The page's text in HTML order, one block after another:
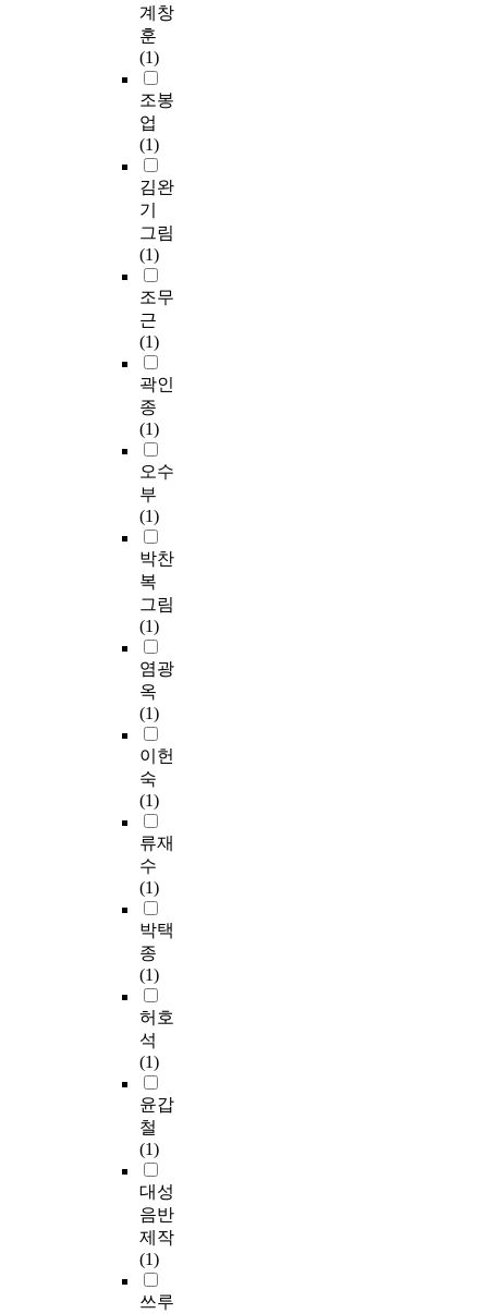
계창
훈
(1)
조봉
업
(1)
김완
기
그림
(1)
조무
근
(1)
곽인
종
(1)
오수
부
(1)
박찬
복
그림
(1)
염광
옥
(1)
이헌
숙
(1)
류재
수
(1)
박택
종
(1)
허호
석
(1)
윤갑
철
(1)
대성
음반
제작
(1)
쓰루